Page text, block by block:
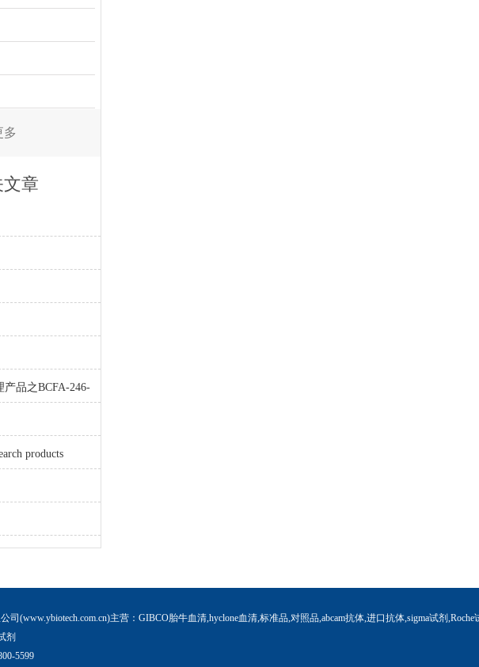
多
章
产品之BCFA-246-
PEG3-
products
司(www.ybiotech.com.cn)主营：GIBCO胎牛血清,hyclone血清,标准品,对照品,abcam抗体,进口抗体,sigma试剂,Roche
剂
5599